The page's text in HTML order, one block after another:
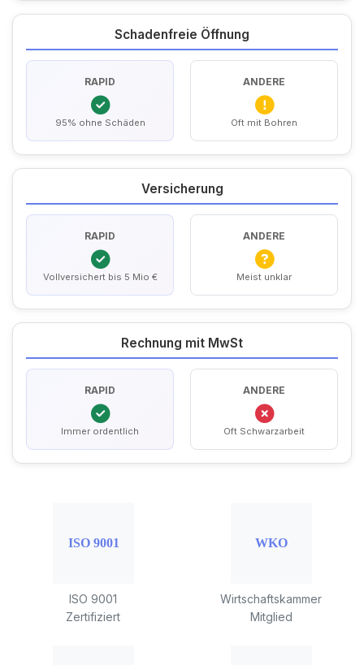
Schadenfreie Öffnung
RAPID
95% ohne Schäden
ANDERE
Oft mit Bohren
Versicherung
RAPID
Vollversichert bis 5 Mio €
ANDERE
Meist unklar
Rechnung mit MwSt
RAPID
Immer ordentlich
ANDERE
Oft Schwarzarbeit
ISO 9001
Zertifiziert
Wirtschaftskammer
Mitglied